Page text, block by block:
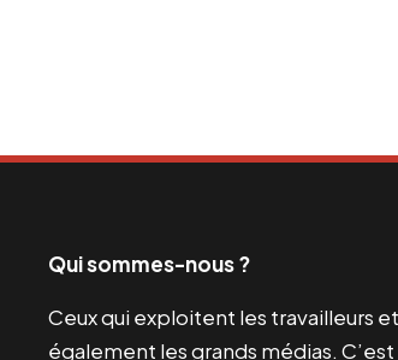
Qui sommes-nous ?
Ceux qui exploitent les travailleurs
également les grands médias.